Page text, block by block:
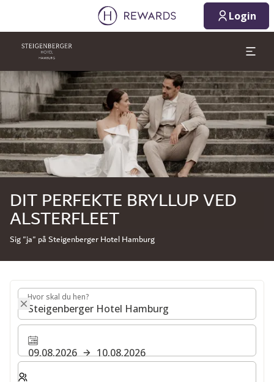
Login
Slide 1 af 1
DIT PERFEKTE BRYLLUP VED
ALSTERFLEET
Sig "ja" på Steigenberger Hotel Hamburg
10.08.2026
1 Værelse(r) ⋅ 1 Voksen
Hvor skal du hen?
Hvor skal du hen?
09.08.2026
10.08.2026
Vælg antal værelser og gæster til dit ophold